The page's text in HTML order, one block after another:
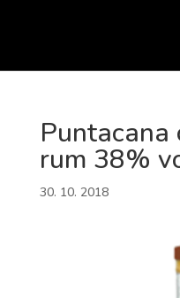
Puntacana
rum 38%
30. 10. 2018